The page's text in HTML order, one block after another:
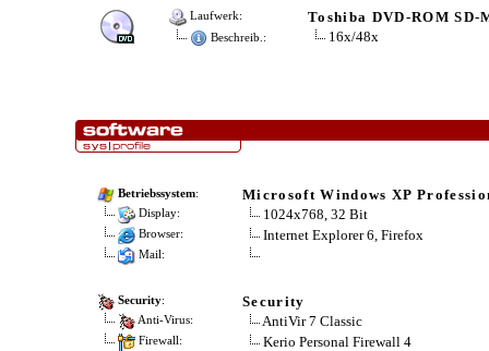
Laufwerk: Toshiba DVD-ROM SD-
Beschreib.: 16x/48x
Betriebssystem: Microsoft Windows XP
Display: 1024x768, 32 Bit
Browser: Internet Explorer 6, Firefox
Mail:
Security: Security
Anti-Virus: AntiVir 7 Classic
Firewall: Kerio Personal Firewall 4